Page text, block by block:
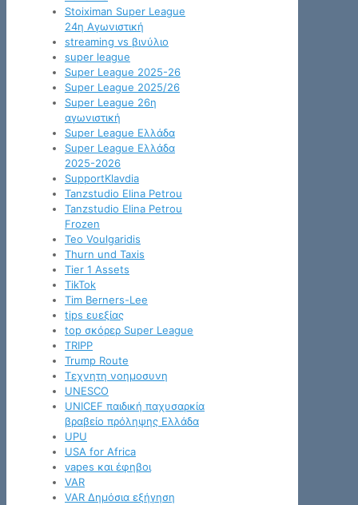
Stoiximan Super League
24η Αγωνιστική
streaming vs βινύλιο
super league
Super League 2025-26
Super League 2025/26
Super League 26η
αγωνιστική
Super League Ελλάδα
Super League Ελλάδα
2025-2026
SupportKlavdia
Tanzstudio Elina Petrou
Tanzstudio Elina Petrou
Frozen
Teo Voulgaridis
Thurn und Taxis
Tier 1 Assets
TikTok
Tim Berners-Lee
tips ευεξίας
top σκόρερ Super League
TRIPP
Trump Route
Tεχνητη νοημοσυνη
UNESCO
UNICEF παιδική παχυσαρκία
βραβείο πρόληψης Ελλάδα
UPU
USA for Africa
vapes και έφηβοι
VAR
VAR Δημόσια εξήγηση